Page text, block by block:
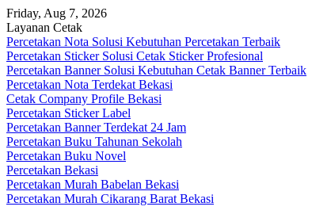
Skip
to
content
Friday, Aug 7, 2026
Layanan Cetak
Percetakan Nota Solusi Kebutuhan Percetakan Terbaik
Percetakan Sticker Solusi Cetak Sticker Profesional
Percetakan Banner Solusi Kebutuhan Cetak Banner Terbaik
Percetakan Nota Terdekat Bekasi
Cetak Company Profile Bekasi
Percetakan Sticker Label
Percetakan Banner Terdekat 24 Jam
Percetakan Buku Tahunan Sekolah
Percetakan Buku Novel
Percetakan Bekasi
Percetakan Murah Babelan Bekasi
Percetakan Murah Cikarang Barat Bekasi